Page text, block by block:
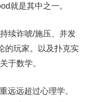
就是其中之一。
续诈唬/施压、并发
的玩家。以及扑克实
于数学。
远远超过心理学。